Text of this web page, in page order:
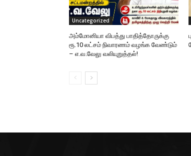
Uncategorized
அம்மோனியா விபத்து பாதித்தோருக்கு
ரூ.10 லட்சம் நிவாரணம் வழங்க வேண்டும்
– எ.வ.வேலு வலியுறுத்தல்!